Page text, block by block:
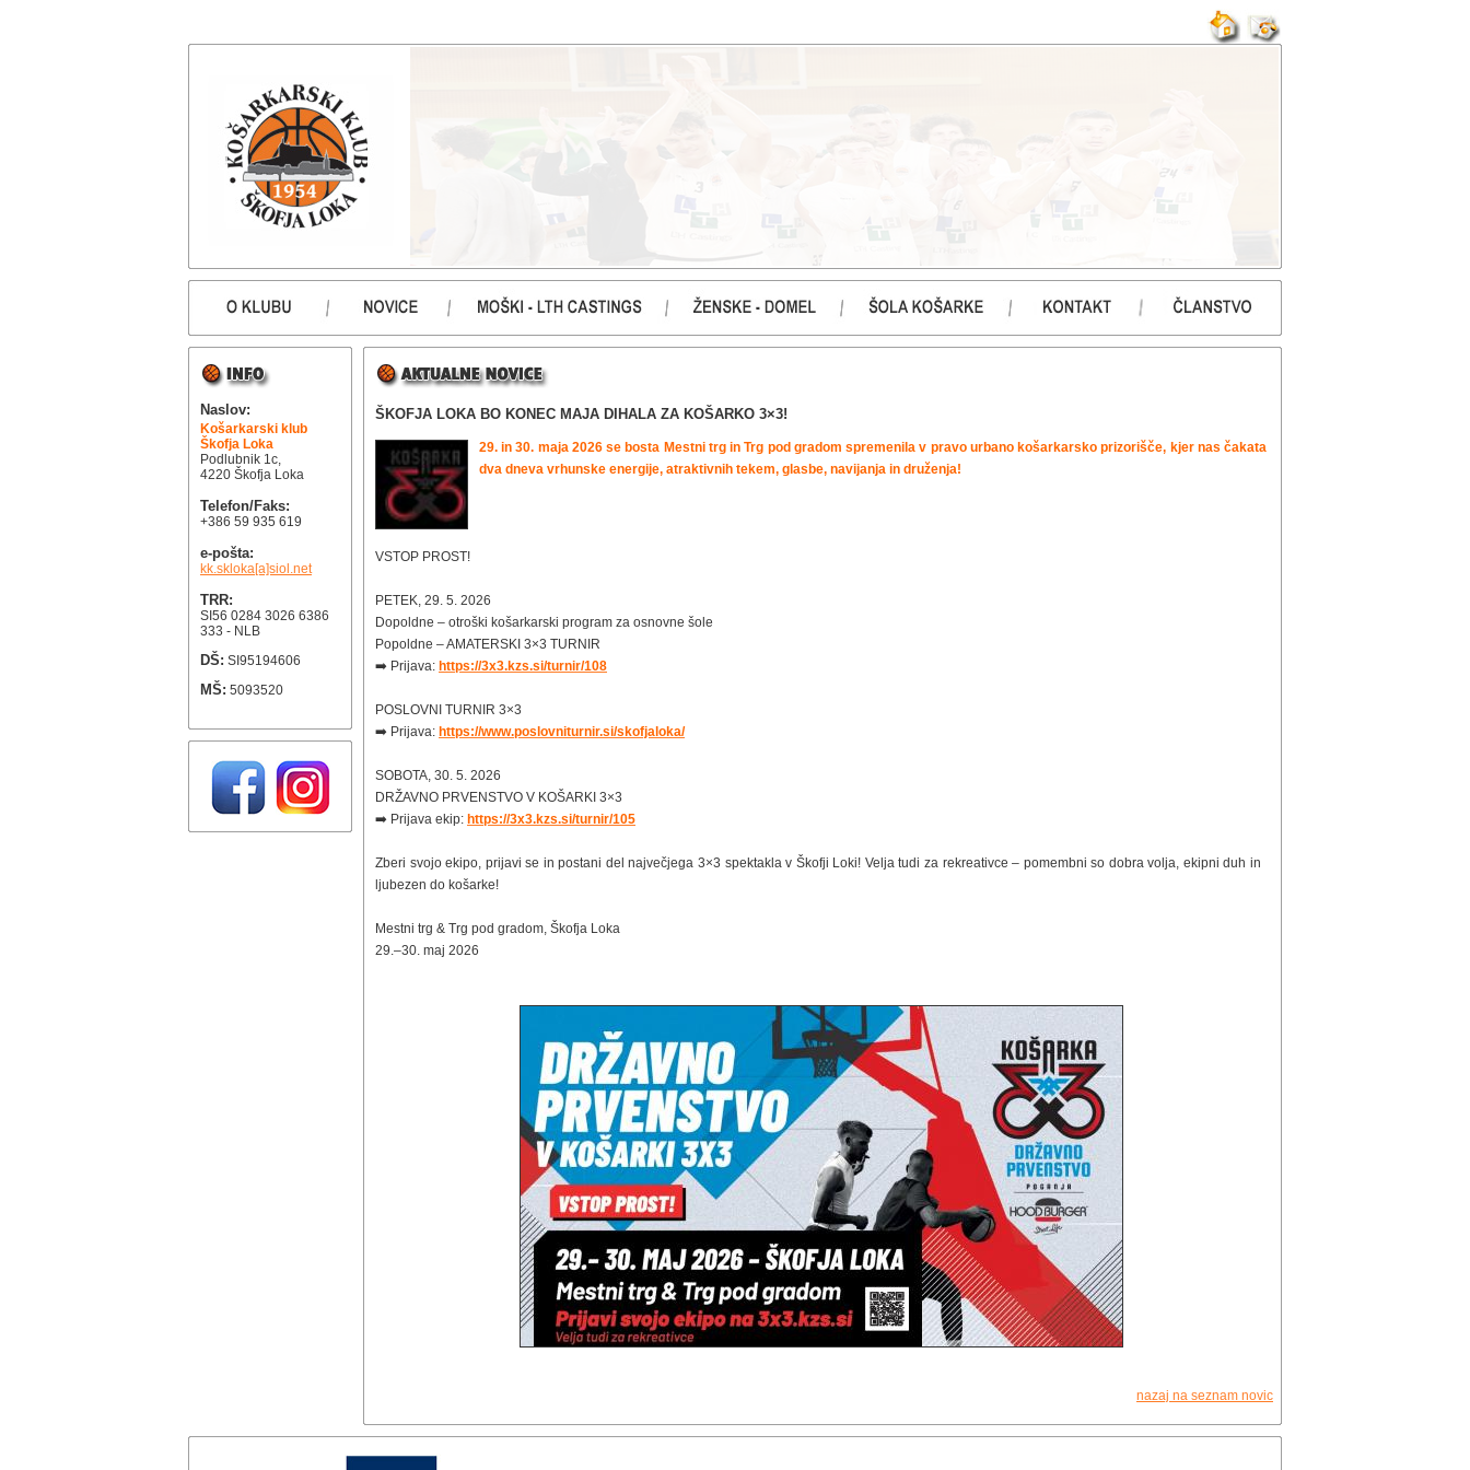
Naslov:
Košarkarski klub
Škofja Loka
Podlubnik 1c,
4220 Škofja Loka
Telefon/Faks:
+386 59 935 619
e-pošta:
kk.skloka[a]siol.net
TRR:
SI56 0284 3026 6386
333 - NLB
DŠ: SI95194606
MŠ: 5093520
ŠKOFJA LOKA BO KONEC MAJA DIHALA ZA KOŠARKO 3×3!
29. in 30. maja 2026 se bosta Mestni trg in Trg pod gradom spremenila v pravo urbano košarkarsko prizorišče, kjer nas čakata
dva dneva vrhunske energije, atraktivnih tekem, glasbe, navijanja in druženja!
VSTOP PROST!
PETEK, 29. 5. 2026
Dopoldne – otroški košarkarski program za osnovne šole
Popoldne – AMATERSKI 3×3 TURNIR
➡️ Prijava: https://3x3.kzs.si/turnir/108
POSLOVNI TURNIR 3×3
➡️ Prijava: https://www.poslovniturnir.si/skofjaloka/
SOBOTA, 30. 5. 2026
DRŽAVNO PRVENSTVO V KOŠARKI 3×3
➡️ Prijava ekip: https://3x3.kzs.si/turnir/105
Zberi svojo ekipo, prijavi se in postani del največjega 3×3 spektakla v Škofji Loki! Velja tudi za rekreativce – pomembni so dobra volja, ekipni duh in
ljubezen do košarke!
Mestni trg & Trg pod gradom, Škofja Loka
29.–30. maj 2026
nazaj na seznam novic